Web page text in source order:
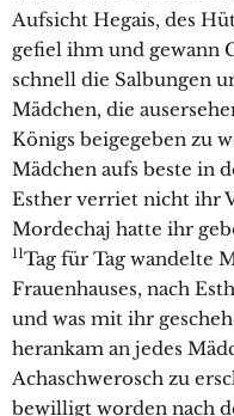
Aufsicht Hegais, des
gefiel ihm und gewann
schnell die Salbungen
Mädchen, die
Königs beigegeben zu
Mädchen aufs beste in
Esther verriet nicht ihr
Mordechaj hatte ihr
11Tag für Tag wandelte
Frauenhauses, nach
und was mit ihr
herankam an jedes
Achaschwerosch zu
bewilligt worden nach